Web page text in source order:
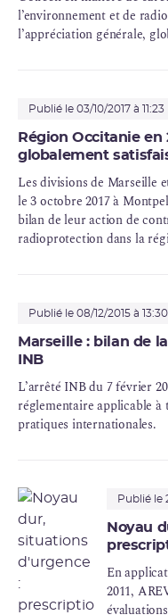
l’environnement et de
l’appréciation générale,
Marcoule est globalement
Dans le domaine médical,
radiothérapieet de
de management de la
globalement adapté.
risques encourus par les
ne sont pas toujours
Publié le 03/10/2017 à 11:23
Région Occitanie en
globalement
Les divisions de Marseille
le 3 octobre 2017 à
bilan de leur action de
radioprotection dans la
Publié le 08/12/2015 à 13:30
Marseille : bilan de
INB
L’arrêté INBdu 7 février
réglementaire applicable
pratiques internationales.
Publié le
Noyau
En
2011,